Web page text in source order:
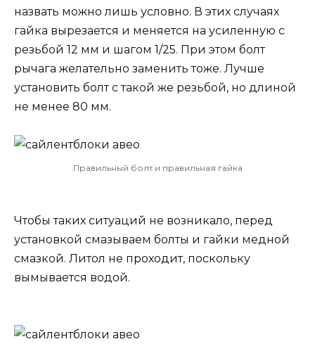
назвать можно лишь условно. В этих случаях
гайка вырезается и меняется на усиленную с
резьбой 12 мм и шагом 1/25. При этом болт
рычага желательно заменить тоже. Лучше
установить болт с такой же резьбой, но длиной
не менее 80 мм.
Правильный болт и правильная гайка
Чтобы таких ситуаций не возникало, перед
установкой смазываем болты и гайки медной
смазкой. Литол не проходит, поскольку
вымывается водой.